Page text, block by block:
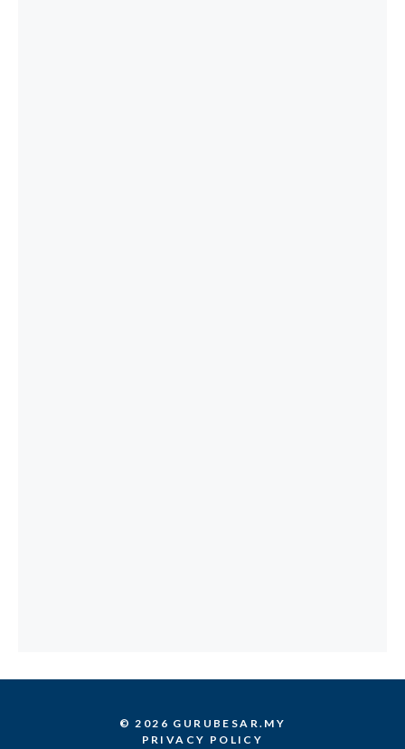
© 2026 GURUBESAR.MY
PRIVACY POLICY